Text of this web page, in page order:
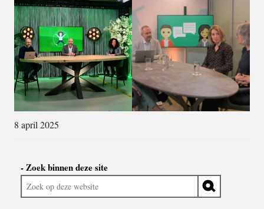
8 april 2025
algemeen
Zoek binnen deze site
op